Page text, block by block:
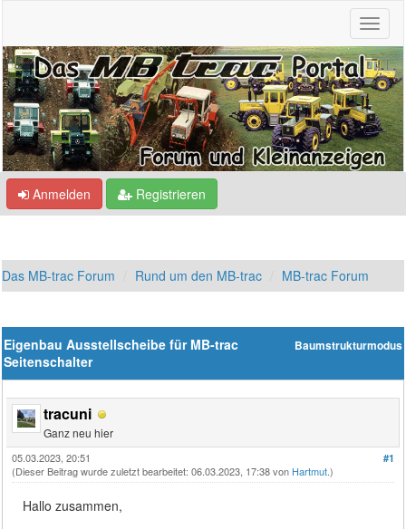
Anmelden Registrieren
Das MB-trac Forum Rund um den MB-trac MB-trac Forum
Baumstrukturmodus
Eigenbau Ausstellscheibe für MB-trac
Seitenschalter
tracuni
Ganz neu hier
#1
05.03.2023, 20:51
(Dieser Beitrag wurde zuletzt bearbeitet: 06.03.2023, 17:38 von Hartmut.)
Hallo zusammen,